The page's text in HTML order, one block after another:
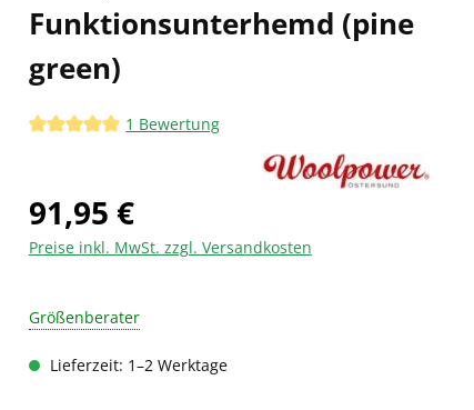
Funktionsunterhemd (pine
green)
Durchschnittliche Bewertung von 5 von 5 Sternen
1 Bewertung
91,95 €
Preise inkl. MwSt. zzgl. Versandkosten
Größenberater
Lieferzeit: 1–2 Werktage